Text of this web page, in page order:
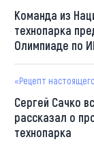
Команда из
технопарка
Олимпиаде по
«Рецепт
Сергей Сачко
рассказал о
технопарка